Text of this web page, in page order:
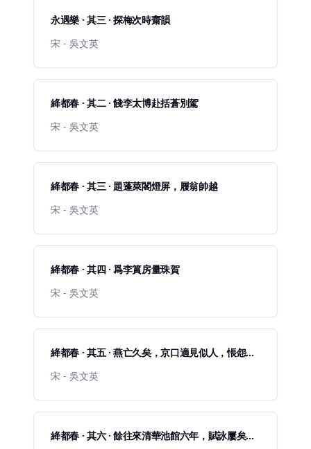
永遇樂 · 其三 · 探梅次時齋韻
宋 - 吳文英
絳都春 · 其二 · 餞李太博赴括蒼別駕
宋 - 吳文英
絳都春 · 其三 · 題蓬萊閣燈屏，履翁帥越
宋 - 吳文英
絳都春 · 其四 · 爲李篔房量珠賀
宋 - 吳文英
絳都春 · 其五 · 燕亡久矣，京口適見似人，悵怨有
宋 - 吳文英
絳都春 · 其六 · 餘往來清華池館六年，賦詠屢矣，